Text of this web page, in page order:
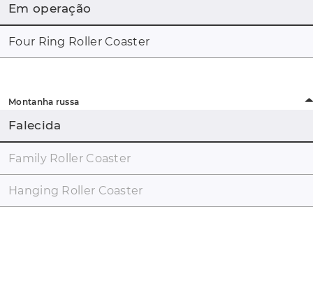
Em operação
Four Ring Roller Coaster
Montanha russa
Falecida
Family Roller Coaster
Hanging Roller Coaster